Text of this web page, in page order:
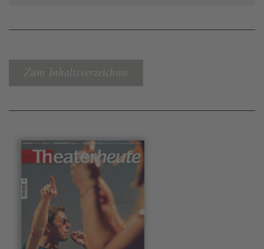
Zum Inhaltsverzeichnis